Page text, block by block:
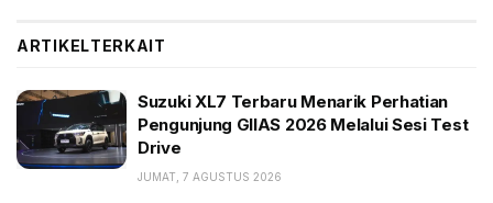
dibandingkan material katoda NCM, yakni nikel,
anoda berbahan grafit, elektrolit, modul, dan battery
pack.
BACA JUGA:
ARTIKELTERKAIT
Suzuki XL7 Terbaru Menarik Perhatian
Pengunjung GIIAS 2026 Melalui Sesi Test
Drive
JUMAT, 7 AGUSTUS 2026